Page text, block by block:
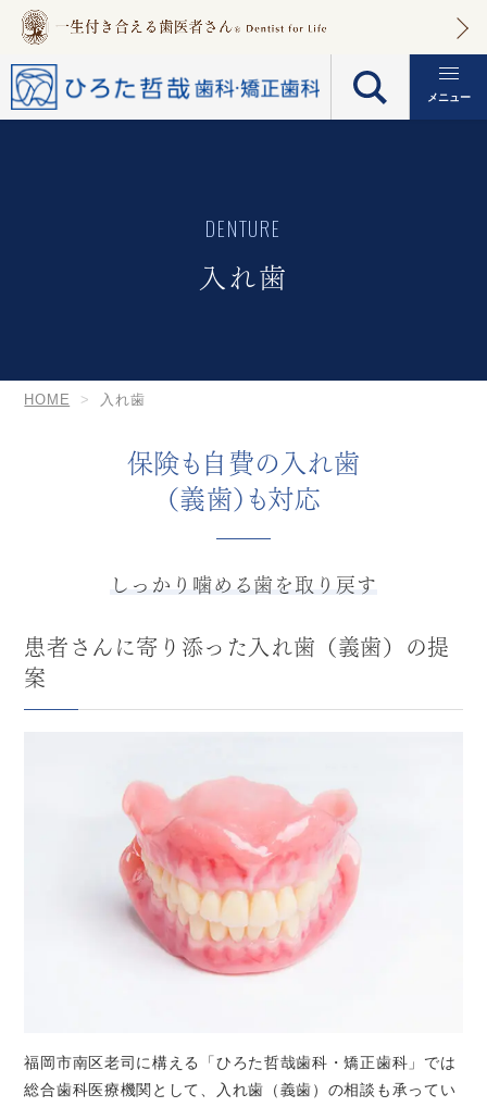
メニュー
DENTURE
入れ歯
HOME 入れ歯
保険も自費の入れ歯
（義歯）も対応
しっかり噛める歯を取り戻す
患者さんに寄り添った入れ歯（義歯）の提
案
福岡市南区老司に構える「ひろた哲哉歯科・矯正歯科」では
総合歯科医療機関として、入れ歯（義歯）の相談も承ってい